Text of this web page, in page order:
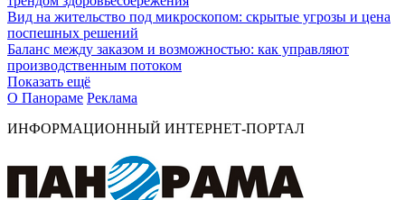
Вид на жительство под микроскопом: скрытые угрозы и цена
поспешных решений
Баланс между заказом и возможностью: как управляют
производственным потоком
Показать ещё
О Панораме Реклама
ИНФОРМАЦИОННЫЙ ИНТЕРНЕТ-ПОРТАЛ